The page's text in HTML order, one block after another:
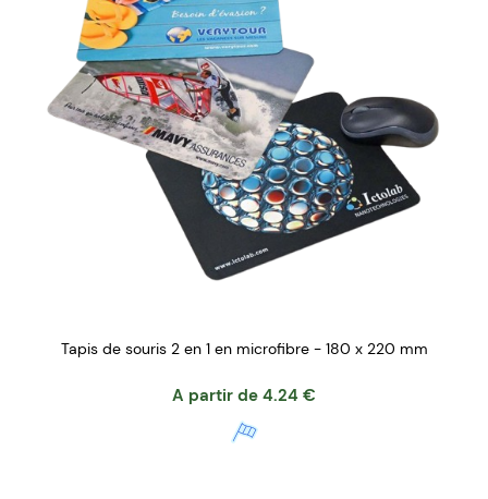
Tapis de souris 2 en 1 en microfibre - 180 x 220 mm
A partir de 4.24 €